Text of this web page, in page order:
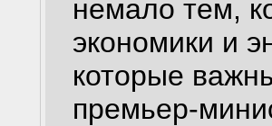
немало тем,
экономики и
которые
премьер-